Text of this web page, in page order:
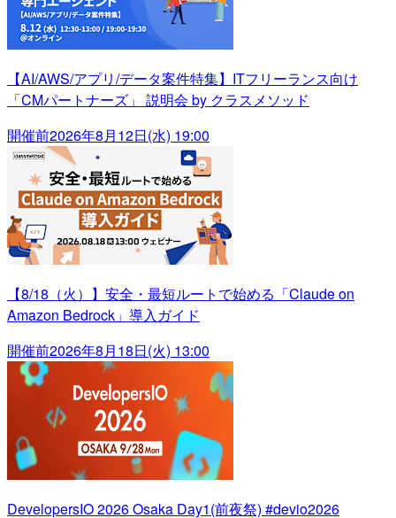
【AI/AWS/アプリ/データ案件特集】ITフリーランス向け
「CMパートナーズ」 説明会 by クラスメソッド
開催前2026年8月12日(水) 19:00
【8/18（火）】安全・最短ルートで始める「Claude on
Amazon Bedrock」導入ガイド
開催前2026年8月18日(火) 13:00
DevelopersIO 2026 Osaka Day1(前夜祭) #devio2026